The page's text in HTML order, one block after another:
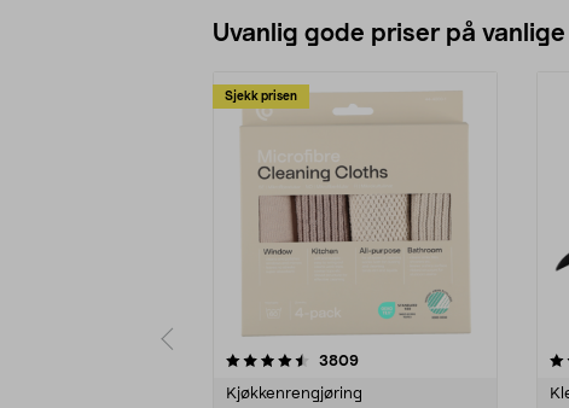
Uvanlig gode priser på
Sjekk prisen
3809anmeldelser
Kjøkkenrengjøring
4.5av 5 stjerner